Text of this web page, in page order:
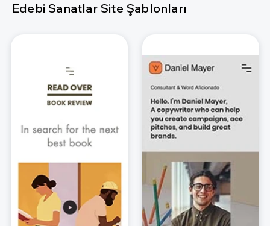
Edebi Sanatlar Site Şablonları